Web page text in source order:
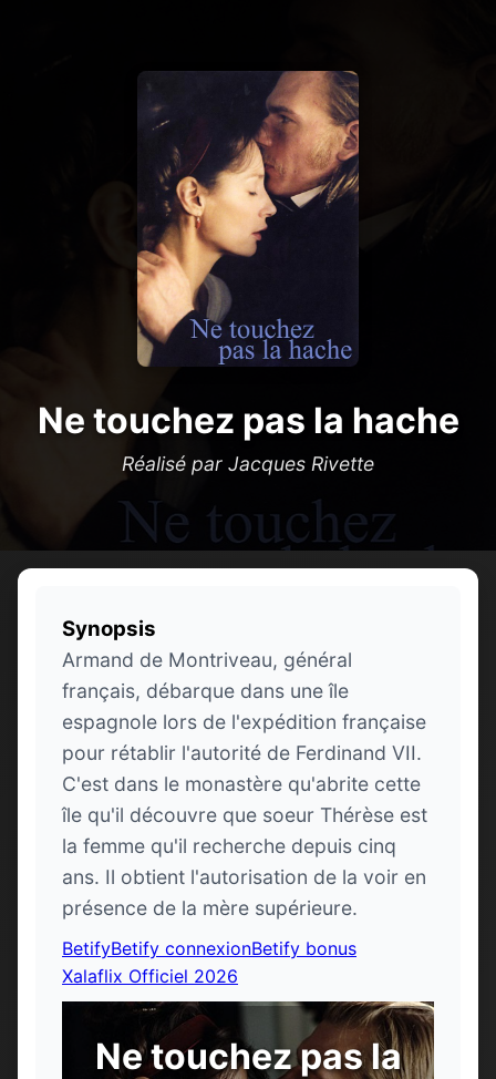
Ne touchez pas la hache
Réalisé par Jacques Rivette
Synopsis
Armand de Montriveau, général
français, débarque dans une île
espagnole lors de l'expédition française
pour rétablir l'autorité de Ferdinand VII.
C'est dans le monastère qu'abrite cette
île qu'il découvre que soeur Thérèse est
la femme qu'il recherche depuis cinq
ans. Il obtient l'autorisation de la voir en
présence de la mère supérieure.
BetifyBetify connexionBetify bonus
Xalaflix Officiel 2026
Ne touchez pas la